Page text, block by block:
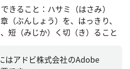
きること：ハサミ（はさみ）
（ぶんしょう）を、はっきり、
短（みじか）く切（き）ること
はアドビ株式会社のAdobe